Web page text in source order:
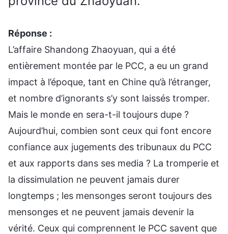
Réponse :
L’affaire Shandong Zhaoyuan, qui a été
entièrement montée par le PCC, a eu un grand
impact à l’époque, tant en Chine qu’à l’étranger,
et nombre d’ignorants s’y sont laissés tromper.
Mais le monde en sera-t-il toujours dupe ?
Aujourd’hui, combien sont ceux qui font encore
confiance aux jugements des tribunaux du PCC
et aux rapports dans ses media ? La tromperie et
la dissimulation ne peuvent jamais durer
longtemps ; les mensonges seront toujours des
mensonges et ne peuvent jamais devenir la
vérité. Ceux qui comprennent le PCC savent que